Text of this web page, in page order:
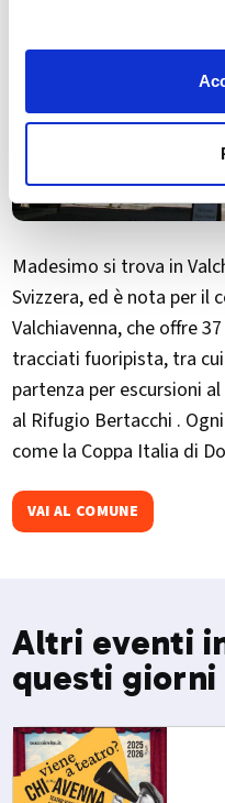
Madesimo si trova in
Svizzera, ed è nota per il
Valchiavenna, che offre
tracciati fuoripista, tra
partenza per escursioni
al Rifugio Bertacchi .
come la Coppa Italia di
VAI AL COMUNE
Altri eventi
questi giorni